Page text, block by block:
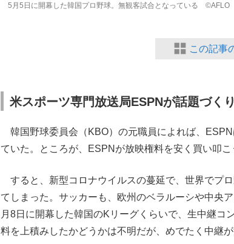
5月5日に開幕した韓国プロ野球。無観客試合となっている ©️AFLO
この記事
米スポーツ専門放送局ESPNが話題づく
韓国野球委員会（KBO）の元職員によれば、
ていた。ところが、ESPNが放映権料を安く買い叩
すると、新型コロナウイルスの蔓延で、世界でプ
てしまった。サッカーも、欧州のベラルーシや中央
月8日に開幕した韓国のKリーグくらいで、生中継
料を上積みしたかどうかは不明だが、めでたく中継が